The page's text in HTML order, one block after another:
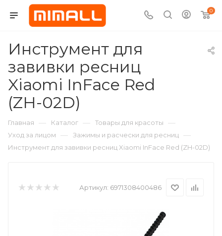
0
Инструмент для
завивки ресниц
Xiaomi InFace Red
(ZH-02D)
Главная — Каталог — Товары для красоты —
Уход за лицом — Зажимы и расчески для ресниц —
Инструмент для завивки ресниц Xiaomi InFace Red (ZH-02D)
Артикул: 6971308400486